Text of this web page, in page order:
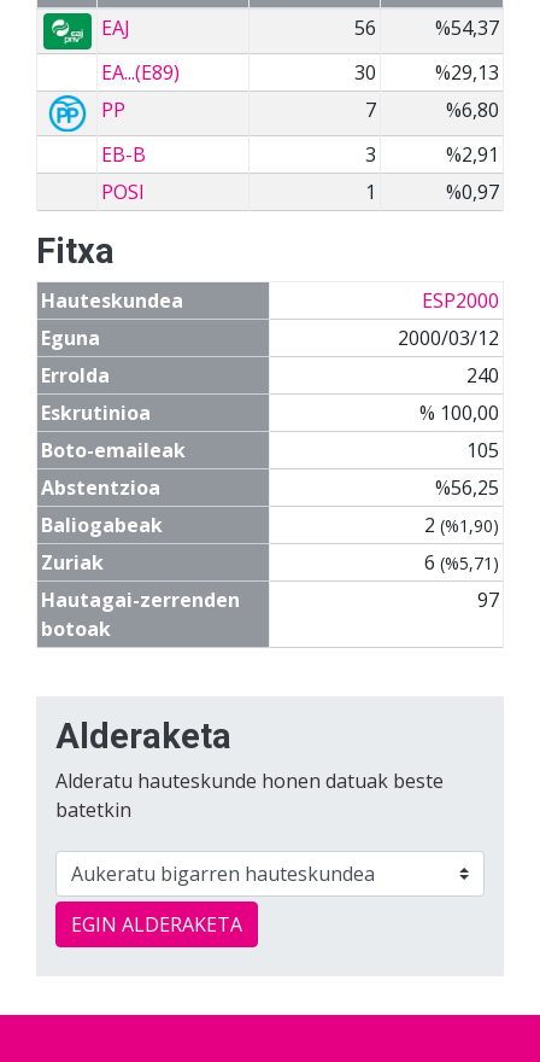
EAJ
56
%54,37
EA...(E89)
30
%29,13
PP
7
%6,80
EB-B
3
%2,91
POSI
1 %0,97
Fitxa
Hauteskundea
ESP2000
Eguna
2000/03/12
Errolda
240
Eskrutinioa
% 100,00
Boto-emaileak
105
Abstentzioa
%56,25
Baliogabeak
2 (%1,90)
Zuriak 6 (%5,71)
Hautagai-zerrenden
botoak
97
Alderaketa
Alderatu hauteskunde honen datuak beste
batetkin
EGIN ALDERAKETA